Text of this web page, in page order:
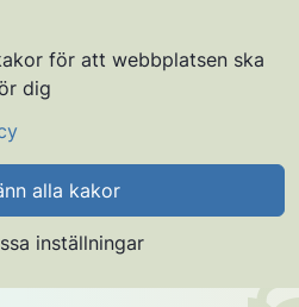
för att webbplatsen ska
dig
alla kakor
inställningar